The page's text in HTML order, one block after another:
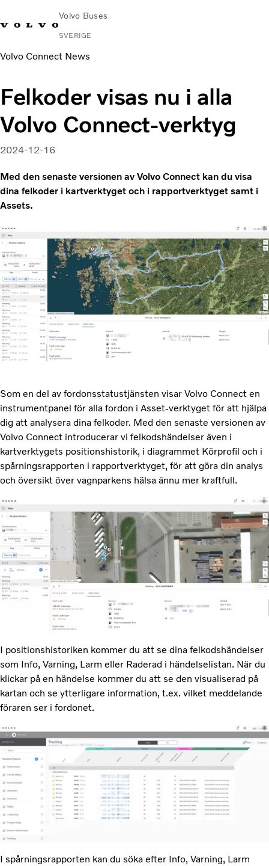
Volvo Buses
SVERIGE
Change
Kontakta
Turistbussar
Varför Volvo?
Nyheter & stories
Kontakt
Volvo Connect News
Felkoder visas nu i alla
Volvo Connect-verktyg
2024-12-16
Med den senaste versionen av Volvo Connect kan du visa
dina felkoder i kartverktyget och i rapportverktyget samt i
Assets.
Som en del av fordonsstatustjänsten visar Volvo Connect en
instrumentpanel för alla fordon i Asset-verktyget för att hjälpa
dig att analysera dina felkoder. Med den senaste versionen av
Volvo Connect introducerar vi felkodshändelser även i
kartverktygets positionshistorik, i diagrammet Körprofil och i
spårningsrapporten i rapportverktyget, för att göra din analys
och översikt över vagnparkens hälsa ännu mer kraftfull.
I positionshistoriken kommer du att se dina felkodshändelser
som Info, Varning, Larm eller Raderad i händelselistan. När du
klickar på en händelse kommer du att se den visualiserad på
kartan och se ytterligare information, t.ex. vilket meddelande
föraren ser i fordonet.
I spårningsrapporten kan du söka efter Info, Varning, Larm